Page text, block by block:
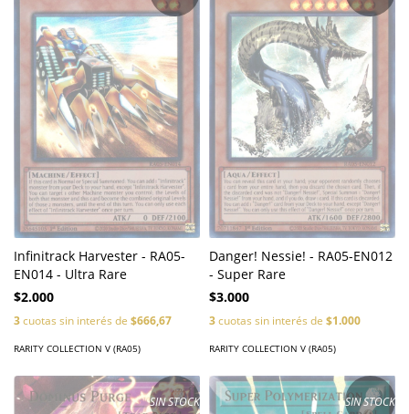
Infinitrack Harvester - RA05-
EN014 - Ultra Rare
$2.000
3cuotas sin interés de $666,67
RARITY COLLECTION V (RA05)
Danger! Nessie! - RA05-EN012
- Super Rare
$3.000
3cuotas sin interés de $1.000
RARITY COLLECTION V (RA05)
SIN STOCK SIN STOCK